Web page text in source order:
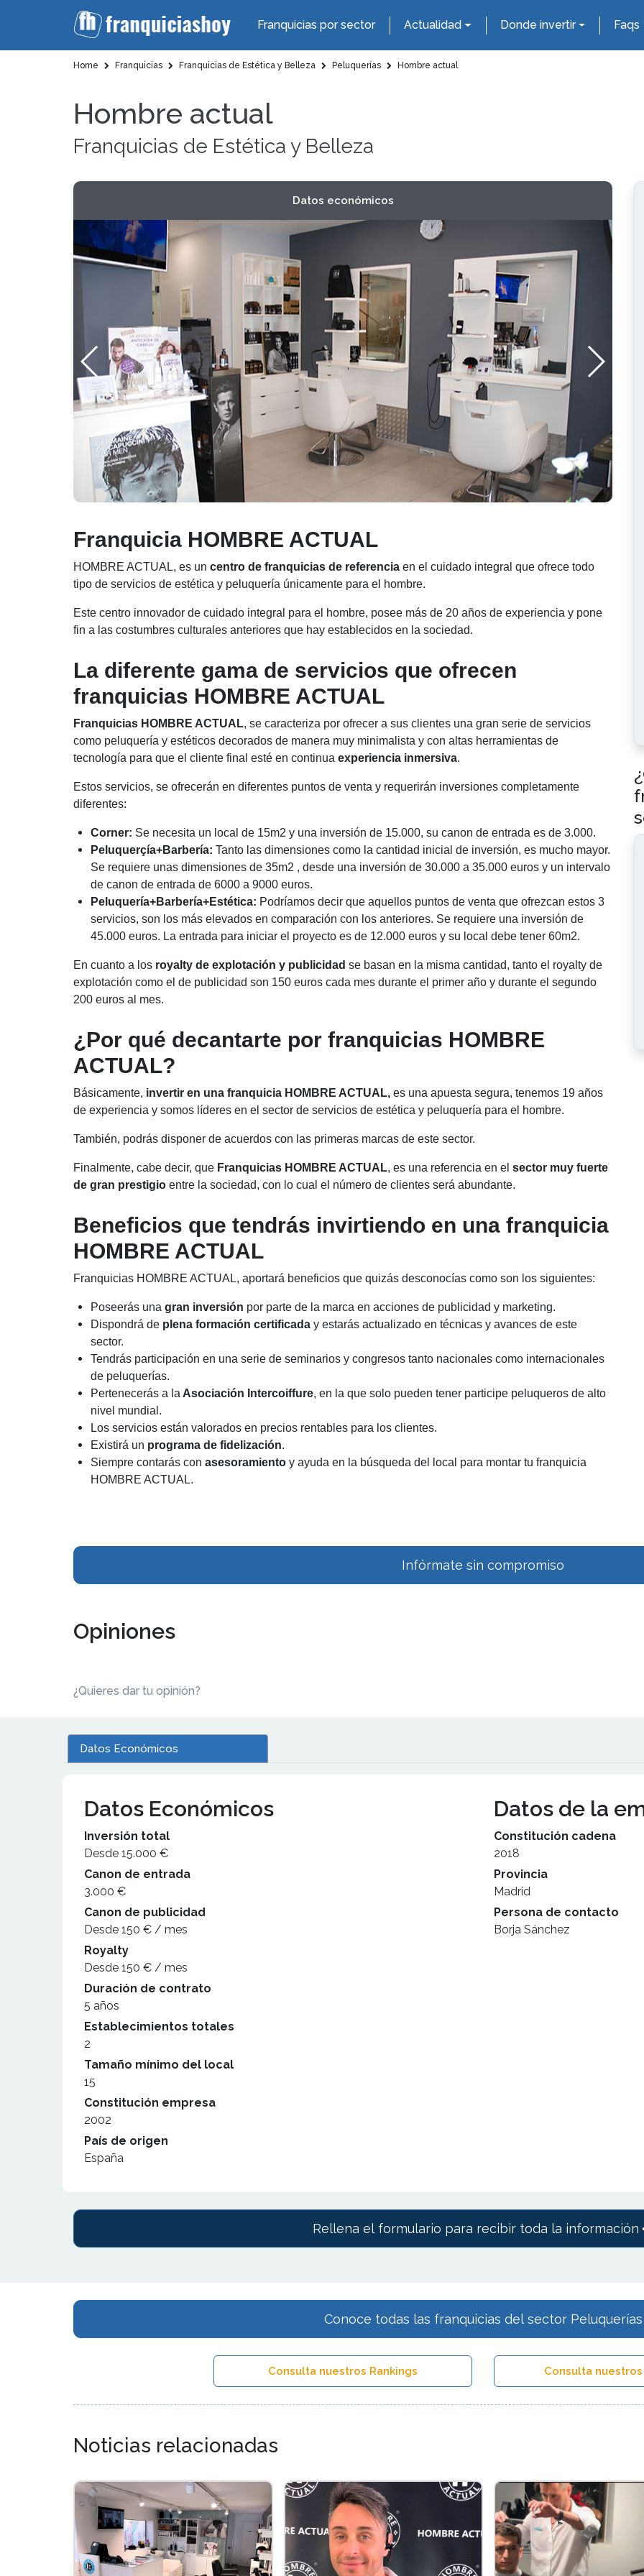
Franquicias por sector Actualidad Donde invertir Faqs
Home Franquicias Franquicias de Estética y Belleza Peluquerías Hombre actual
Hombre actual
Franquicias de Estética y Belleza
Datos económicos
Franquicia HOMBRE ACTUAL
HOMBRE ACTUAL, es un centro de franquicias de referencia en el cuidado integral que ofrece todo
tipo de servicios de estética y peluquería únicamente para el hombre.
Este centro innovador de cuidado integral para el hombre, posee más de 20 años de experiencia y pone
fin a las costumbres culturales anteriores que hay establecidos en la sociedad.
La diferente gama de servicios que ofrecen
franquicias HOMBRE ACTUAL
Franquicias HOMBRE ACTUAL, se caracteriza por ofrecer a sus clientes una gran serie de servicios
como peluquería y estéticos decorados de manera muy minimalista y con altas herramientas de
tecnología para que el cliente final esté en continua experiencia inmersiva.
Estos servicios, se ofrecerán en diferentes puntos de venta y requerirán inversiones completamente
diferentes:
Corner: Se necesita un local de 15m2 y una inversión de 15.000, su canon de entrada es de 3.000.
Peluquerçía+Barbería: Tanto las dimensiones como la cantidad inicial de inversión, es mucho mayor.
Se requiere unas dimensiones de 35m2 , desde una inversión de 30.000 a 35.000 euros y un intervalo
de canon de entrada de 6000 a 9000 euros.
Peluquería+Barbería+Estética: Podríamos decir que aquellos puntos de venta que ofrezcan estos 3
servicios, son los más elevados en comparación con los anteriores. Se requiere una inversión de
45.000 euros. La entrada para iniciar el proyecto es de 12.000 euros y su local debe tener 60m2.
En cuanto a los royalty de explotación y publicidad se basan en la misma cantidad, tanto el royalty de
explotación como el de publicidad son 150 euros cada mes durante el primer año y durante el segundo
200 euros al mes.
¿Por qué decantarte por franquicias HOMBRE
ACTUAL?
Básicamente, invertir en una franquicia HOMBRE ACTUAL, es una apuesta segura, tenemos 19 años
de experiencia y somos líderes en el sector de servicios de estética y peluquería para el hombre.
También, podrás disponer de acuerdos con las primeras marcas de este sector.
Finalmente, cabe decir, que Franquicias HOMBRE ACTUAL, es una referencia en el sector muy fuerte
de gran prestigio entre la sociedad, con lo cual el número de clientes será abundante.
Beneficios que tendrás invirtiendo en una franquicia
HOMBRE ACTUAL
Franquicias HOMBRE ACTUAL, aportará beneficios que quizás desconocías como son los siguientes:
Poseerás una gran inversión por parte de la marca en acciones de publicidad y marketing.
Dispondrá de plena formación certificada y estarás actualizado en técnicas y avances de este
sector.
Tendrás participación en una serie de seminarios y congresos tanto nacionales como internacionales
de peluquerías.
Pertenecerás a la Asociación Intercoiffure, en la que solo pueden tener participe peluqueros de alto
nivel mundial.
Los servicios están valorados en precios rentables para los clientes.
Existirá un programa de fidelización.
Siempre contarás con asesoramiento y ayuda en la búsqueda del local para montar tu franquicia
HOMBRE ACTUAL.
Infórmate sin compromiso
Opiniones
¿Quieres dar tu opinión?
Datos Económicos
Datos Económicos
Inversión total
Desde 15.000 €
Canon de entrada
3.000 €
Canon de publicidad
Desde 150 € / mes
Royalty
Desde 150 € / mes
Duración de contrato
5 años
Establecimientos totales
2
Tamaño mínimo del local
15
Constitución empresa
2002
País de origen
España
Datos de la
Constitución cadena
2018
Provincia
Madrid
Persona de contacto
Borja Sánchez
Rellena el formulario para recibir toda la información
Conoce todas las franquicias del sector Peluquerías
Consulta nuestros Rankings Consulta
Noticias relacionadas